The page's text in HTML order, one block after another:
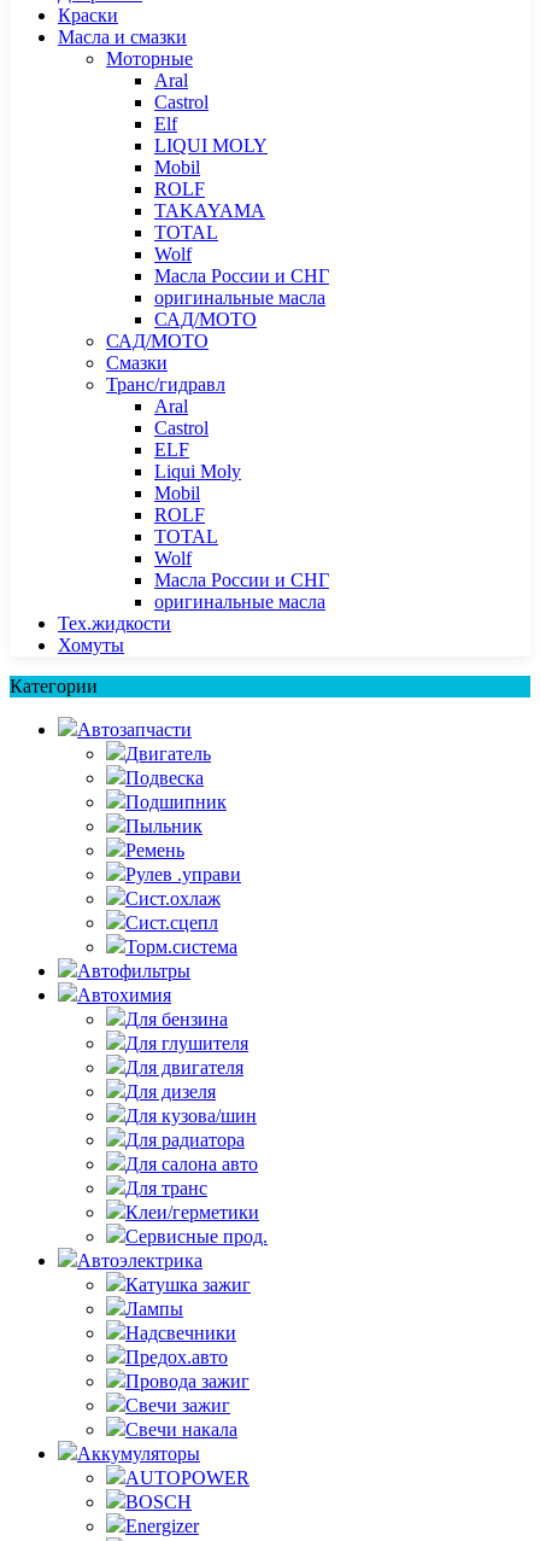
Краски
Масла и смазки
Моторные
Aral
Castrol
Elf
LIQUI MOLY
Mobil
ROLF
TAKAYAMA
TOTAL
Wolf
Масла России и СНГ
оригинальные масла
САД/МОТО
САД/МОТО
Смазки
Транс/гидравл
Aral
Castrol
ELF
Liqui Moly
Mobil
ROLF
TOTAL
Wolf
Масла России и СНГ
оригинальные масла
Тех.жидкости
Хомуты
Категории
Автозапчасти
Двигатель
Подвеска
Подшипник
Пыльник
Ремень
Рулев .управи
Сист.охлаж
Сист.сцепл
Торм.система
Автофильтры
Автохимия
Для бензина
Для глушителя
Для двигателя
Для дизеля
Для кузова/шин
Для радиатора
Для салона авто
Для транс
Клеи/герметики
Сервисные прод.
Автоэлектрика
Катушка зажиг
Лампы
Надсвечники
Предох.авто
Провода зажиг
Свечи зажиг
Свечи накала
Аккумуляторы
AUTOPOWER
BOSCH
Energizer